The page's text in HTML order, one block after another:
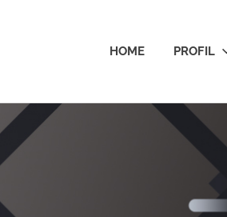
HOME PROFIL